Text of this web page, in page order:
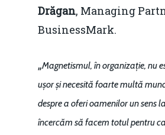
Drăgan, Managing
BusinessMark.
„Magnetismul, în organizație, nu
ușor și necesită foarte multă
despre a oferi oamenilor un sens
încercăm să facem totul pentru